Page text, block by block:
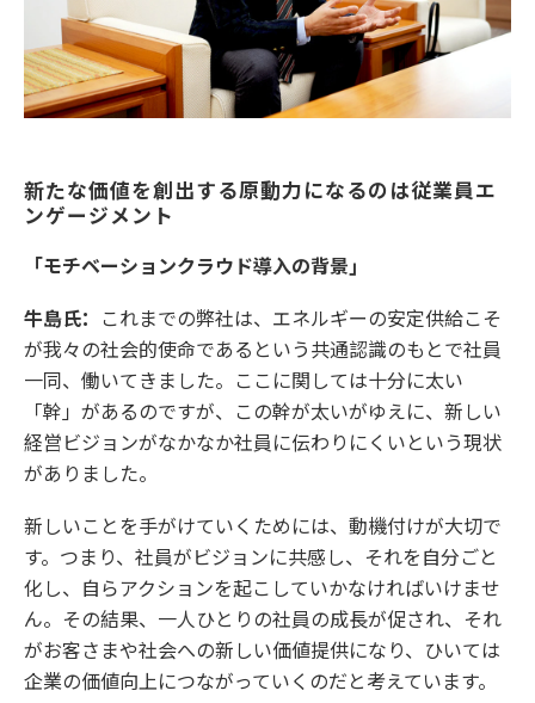
新たな価値を創出する原動力になるのは従業員エ
ンゲージメント
「モチベーションクラウド導入の背景」
牛島氏： これまでの弊社は、エネルギーの安定供給こそ
が我々の社会的使命であるという共通認識のもとで社員
一同、働いてきました。ここに関しては十分に太い
「幹」があるのですが、この幹が太いがゆえに、新しい
経営ビジョンがなかなか社員に伝わりにくいという現状
がありました。
新しいことを手がけていくためには、動機付けが大切で
す。つまり、社員がビジョンに共感し、それを自分ごと
化し、自らアクションを起こしていかなければいけませ
ん。その結果、一人ひとりの社員の成長が促され、それ
がお客さまや社会への新しい価値提供になり、ひいては
企業の価値向上につながっていくのだと考えています。